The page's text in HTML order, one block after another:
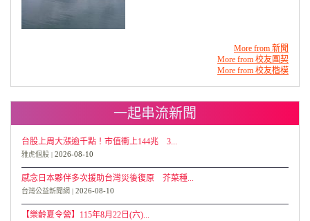
More from 新聞
More from 校友團契
More from 校友楷模
一起串流新聞
台股上周大漲逾千點！市值衝上144兆 3...
雅虎個股 2026-08-10
感念日本夥伴多次援助台灣災後復原 芥菜種...
台灣公益新聞網 2026-08-10
【樂齡夏令營】115年8月22日(六)...